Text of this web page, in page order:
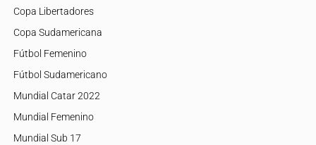
Copa Libertadores
Copa Sudamericana
Fútbol Femenino
Fútbol Sudamericano
Mundial Catar 2022
Mundial Femenino
Mundial Sub 17